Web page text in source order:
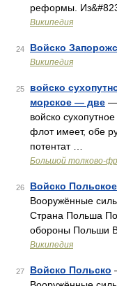
реформы.
Википедия
24 Войско
Википедия
25
войско
морское — две —
войско
флот имеет, обе
потентат …
Большой толково-
26 Войско Польское
Вооружённые
Страна Польша
обороны Польши В
Википедия
27 Войско Польско